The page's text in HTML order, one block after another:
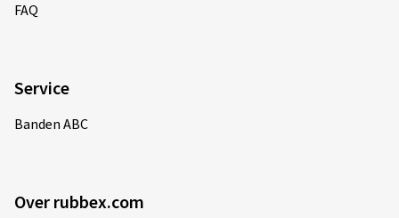
FAQ
Service
Banden ABC
Over rubbex.com